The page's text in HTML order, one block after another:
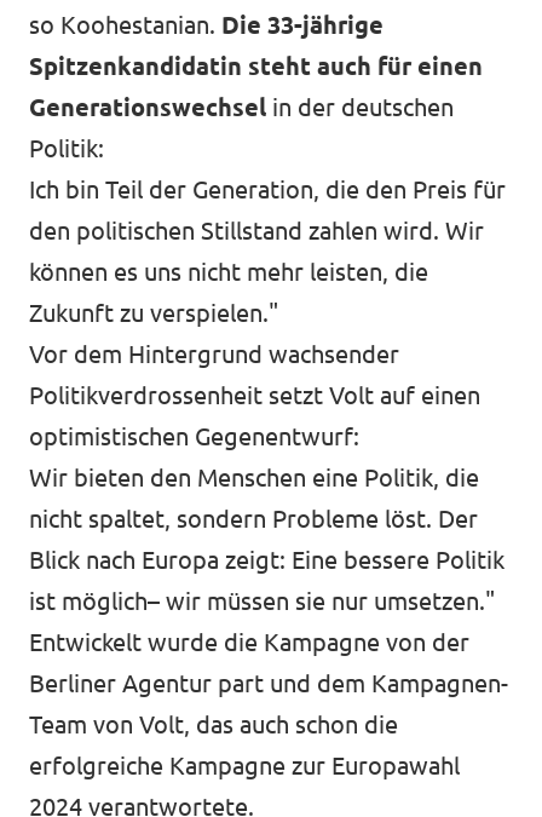
so Koohestanian. Die 33-jährige
Spitzenkandidatin steht auch für einen
Generationswechsel in der deutschen
Politik:
Ich bin Teil der Generation, die den Preis für
den politischen Stillstand zahlen wird. Wir
können es uns nicht mehr leisten, die
Zukunft zu verspielen."
Vor dem Hintergrund wachsender
Politikverdrossenheit setzt Volt auf einen
optimistischen Gegenentwurf:
Wir bieten den Menschen eine Politik, die
nicht spaltet, sondern Probleme löst. Der
Blick nach Europa zeigt: Eine bessere Politik
ist möglich– wir müssen sie nur umsetzen."
Entwickelt wurde die Kampagne von der
Berliner Agentur part und dem Kampagnen-
Team von Volt, das auch schon die
erfolgreiche Kampagne zur Europawahl
2024 verantwortete.